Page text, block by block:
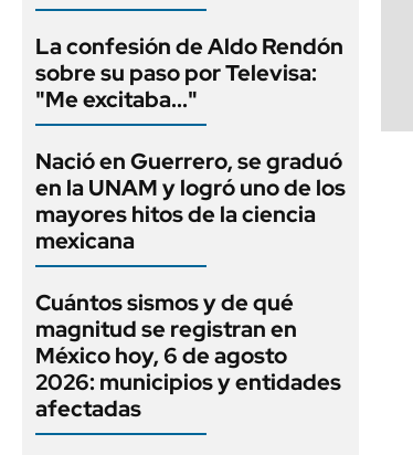
La confesión de Aldo Rendón
sobre su paso por Televisa:
"Me excitaba..."
Nació en Guerrero, se graduó
en la UNAM y logró uno de los
mayores hitos de la ciencia
mexicana
Cuántos sismos y de qué
magnitud se registran en
México hoy, 6 de agosto
2026: municipios y entidades
afectadas